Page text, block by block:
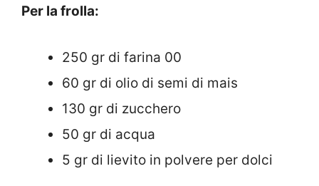
Per la frolla:
250 gr di farina 00
60 gr di olio di semi di mais
130 gr di zucchero
50 gr di acqua
5 gr di lievito in polvere per dolci